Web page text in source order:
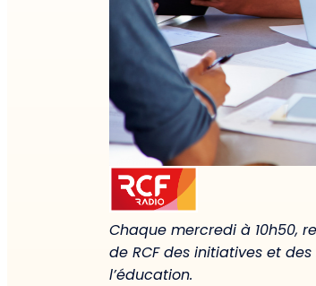
Chaque mercredi à 10h50,
de RCF des initiatives et
l’éducation.